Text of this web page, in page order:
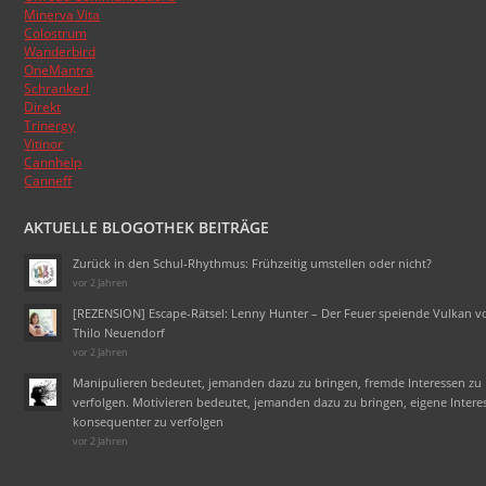
Minerva Vita
Colostrum
Wanderbird
OneMantra
Schrankerl
Direkt
Trinergy
Vitinor
Cannhelp
Canneff
AKTUELLE BLOGOTHEK BEITRÄGE
Zurück in den Schul-Rhythmus: Frühzeitig umstellen oder nicht?
vor 2 Jahren
[REZENSION] Escape-Rätsel: Lenny Hunter – Der Feuer speiende Vulkan
Thilo Neuendorf
vor 2 Jahren
Manipulieren bedeutet, jemanden dazu zu bringen, fremde Interessen zu
verfolgen. Motivieren bedeutet, jemanden dazu zu bringen, eigene
konsequenter zu verfolgen
vor 2 Jahren